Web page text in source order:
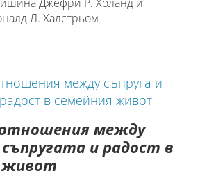
Л. Халстрьом
между
съпругата и радост в
живот